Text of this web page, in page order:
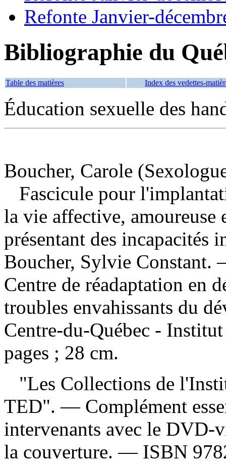
Refonte Janvier-
Bibliographie du
Table des matières Index des vedettes-
Éducation sexuelle des
Boucher, Carole
Fascicule pour
la vie affective, amoureuse
présentant des incapacités
Boucher, Sylvie Constant.
Centre de réadaptation en
troubles envahissants du
Centre-du-Québec -
pages ; 28 cm.
"Les Collections de
TED". — Complément
intervenants avec le
la couverture. — ISBN